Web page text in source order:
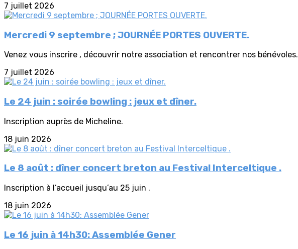
7 juillet 2026
Mercredi 9 septembre ; JOURNÉE PORTES OUVERTE.
Venez vous inscrire , découvrir notre association et rencontrer nos bénévoles.
7 juillet 2026
Le 24 juin : soirée bowling : jeux et dîner.
Inscription auprès de Micheline.
18 juin 2026
Le 8 août : dîner concert breton au Festival Interceltique .
Inscription à l’accueil jusqu’au 25 juin .
18 juin 2026
Le 16 juin à 14h30: Assemblée Gener